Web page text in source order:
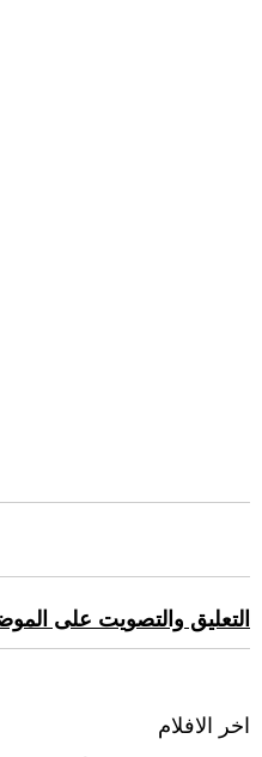
التعليق والتصويت على
اخر الافلام